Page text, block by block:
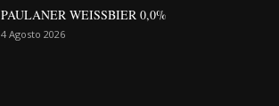
PAULANER WEISSBIER 0,0%
4 Agosto 2026